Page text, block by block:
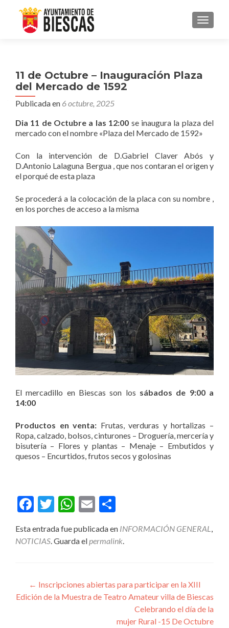
11 de Octubre – Inauguración Plaza
del Mercado de 1592
Publicada en 6 octubre, 2025
Dia 11 de Octubre a las 12:00 se inaugura la plaza del
mercado con el nombre «Plaza del Mercado de 1592»
Con la intervención de D.Gabriel Claver Abós y
D.Antonio Lalaguna Bergua , que nos contaran el origen y
el porqué de esta plaza
Se procederá a la colocación de la placa con su nombre ,
en los porches de acceso a la misma
El mercadillo en Biescas son los sábados de 9:00 a
14:00
Productos en venta: Frutas, verduras y hortalizas –
Ropa, calzado, bolsos, cinturones – Droguería, mercería y
bisutería – Flores y plantas – Menaje – Embutidos y
quesos – Encurtidos, frutos secos y golosinas
Facebook
Twitter WhatsApp
Email
Esta entrada fue publicada en INFORMACIÓN GENERAL,
NOTICIAS. Guarda elpermalink.
Navegación
de
← Inscripciones abiertas para participar en la XIII
Edición de la Muestra de Teatro Amateur villa de Biescas
Celebrando el día de la
mujer Rural -15 De Octubre